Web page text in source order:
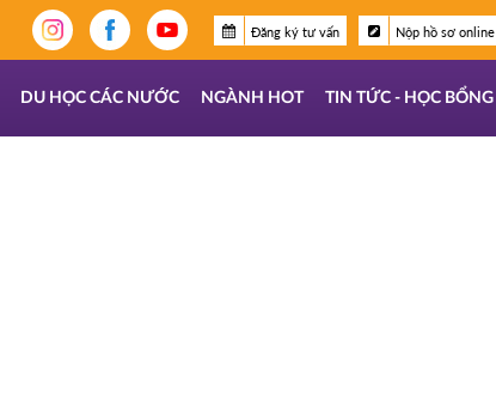
Đăng ký tư vấn Nộp hồ sơ online
DU HỌC CÁC NƯỚC NGÀNH HOT TIN TỨC - HỌC BỔNG